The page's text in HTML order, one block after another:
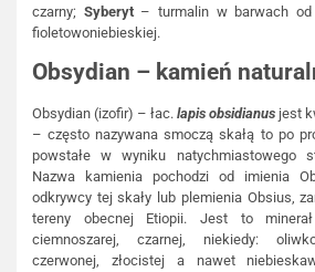
czarny; Syberyt– turmalin w barwach od
fioletowoniebieskiej.
Obsydian – kamień
Obsydian (izofir) – łac. lapis obsidianus jest
– często nazywana smoczą skałą to po
powstałe w wyniku natychmiastowego
Nazwa kamienia pochodzi od imienia
odkrywcy tej skały lub plemienia Obsius,
tereny obecnej Etiopii. Jest to
ciemnoszarej, czarnej, niekiedy:
czerwonej, złocistej a nawet